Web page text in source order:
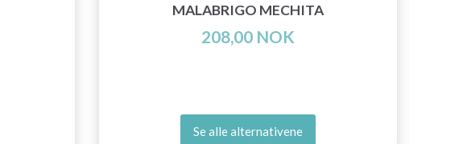
MALABRIGO MECHITA
208,00 NOK
Se alle alternativene